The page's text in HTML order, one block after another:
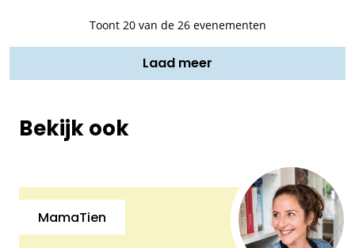
Toont 20van de 26 evenementen
Laad meer
Bekijk ook
MamaTien